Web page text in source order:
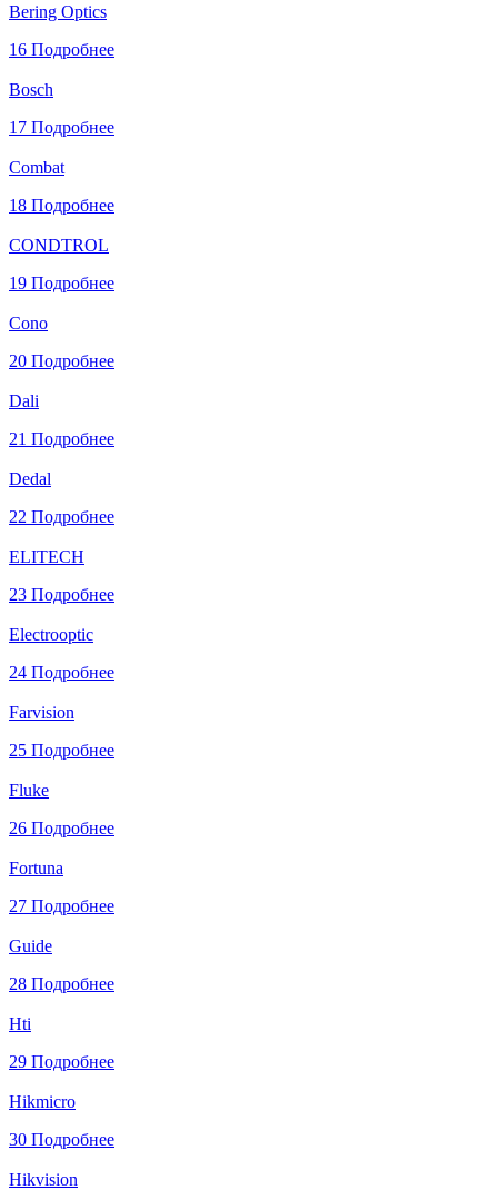
Bering Optics
16 Подробнее
Bosch
17 Подробнее
Combat
18 Подробнее
CONDTROL
19 Подробнее
Cono
20 Подробнее
Dali
21 Подробнее
Dedal
22 Подробнее
ELITECH
23 Подробнее
Electrooptic
24 Подробнее
Farvision
25 Подробнее
Fluke
26 Подробнее
Fortuna
27 Подробнее
Guide
28 Подробнее
Hti
29 Подробнее
Hikmicro
30 Подробнее
Hikvision